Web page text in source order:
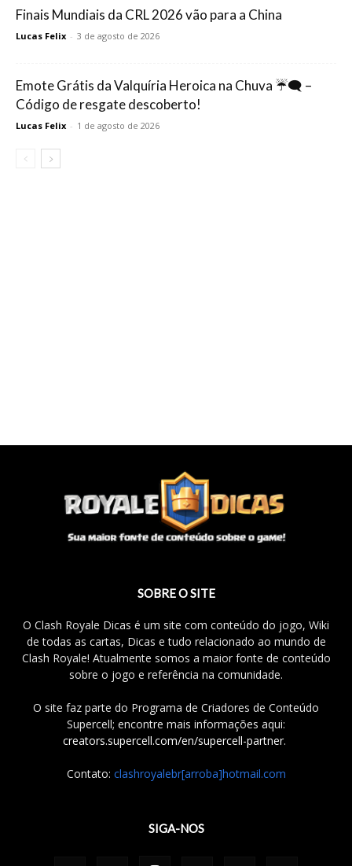
Finais Mundiais da CRL 2026 vão para a China
Lucas Felix - 3 de agosto de 2026
Emote Grátis da Valquíria Heroica na Chuva ☔🗨️ –
Código de resgate descoberto!
Lucas Felix - 1 de agosto de 2026
SOBRE O SITE
O Clash Royale Dicas é um site com conteúdo do jogo, Wiki
de todas as cartas, Dicas e tudo relacionado ao mundo de
Clash Royale! Atualmente somos a maior fonte de conteúdo
sobre o jogo e referência na comunidade.
O site faz parte do Programa de Criadores de Conteúdo
Supercell; encontre mais informações aqui:
creators.supercell.com/en/supercell-partner.
Contato: clashroyalebr[arroba]hotmail.com
SIGA-NOS